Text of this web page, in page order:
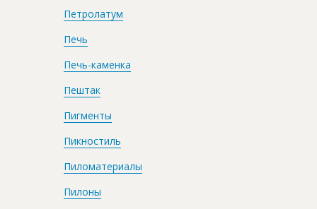
Петролатум
Печь
Печь-каменка
Пештак
Пигменты
Пикностиль
Пиломатериалы
Пилоны